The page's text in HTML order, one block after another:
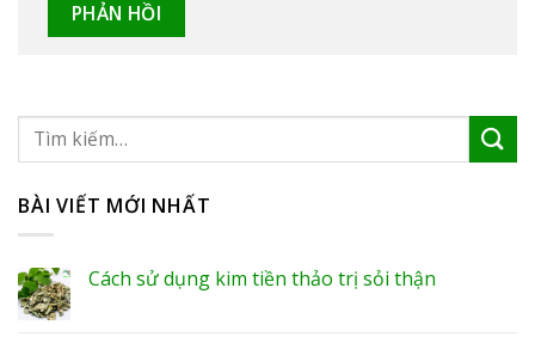
BÀI VIẾT MỚI NHẤT
Cách sử dụng kim tiền thảo trị sỏi thận